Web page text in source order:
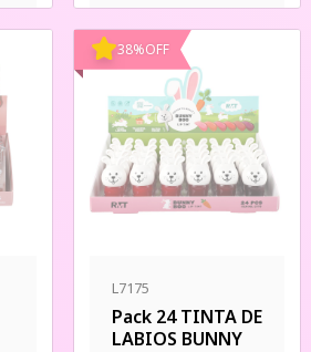
38%OFF
L7175
Pack 24 TINTA DE
LABIOS BUNNY